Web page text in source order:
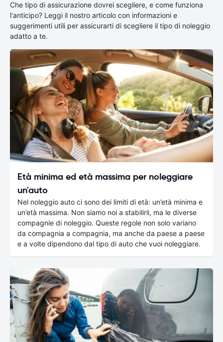
Che tipo di assicurazione dovrei scegliere, e come funziona
l'anticipo? Leggi il nostro articolo con informazioni e
suggerimenti utili per assicurarti di scegliere il tipo di noleggio
adatto a te.
Età minima ed età massima per noleggiare
un'auto
Nel noleggio auto ci sono dei limiti di età: un’età minima e
un’età massima. Non siamo noi a stabilirli, ma le diverse
compagnie di noleggio. Queste regole non solo variano
da compagnia a compagnia, ma anche da paese a paese
e a volte dipendono dal tipo di auto che vuoi noleggiare.